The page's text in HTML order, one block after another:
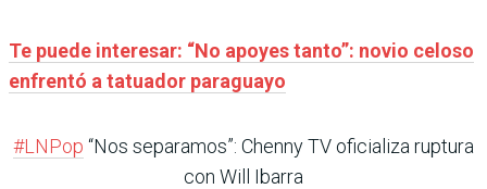
Te puede interesar: “No apoyes tanto”: novio celoso
enfrentó a tatuador paraguayo
#LNPop “Nos separamos”: Chenny TV oficializa ruptura
con Will Ibarra